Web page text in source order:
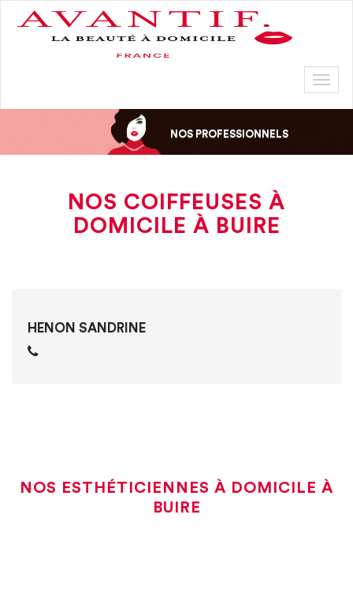
NOS PROFESSIONNELS
NOS COIFFEUSES À
DOMICILE À BUIRE
HENON SANDRINE
NOS ESTHÉTICIENNES À DOMICILE À
BUIRE